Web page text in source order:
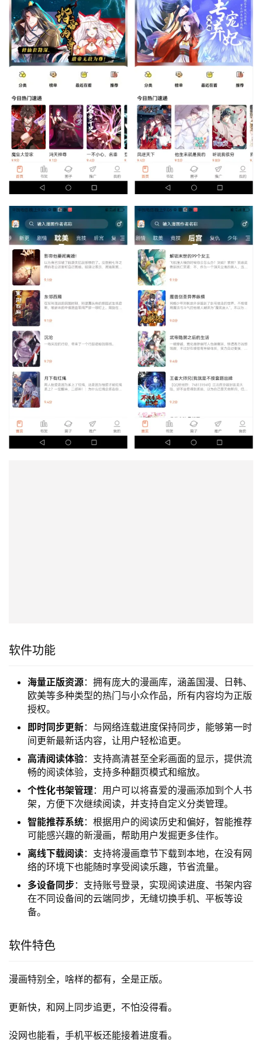
软件功能
海量正版资源：拥有庞大的漫画库，涵盖国漫、日韩、
欧美等多种类型的热门与小众作品，所有内容均为正版
授权。
即时同步更新：与网络连载进度保持同步，能够第一时
间更新最新话内容，让用户轻松追更。
高清阅读体验：支持高清甚至全彩画面的显示，提供流
畅的阅读体验，支持多种翻页模式和缩放。
个性化书架管理：用户可以将喜爱的漫画添加到个人书
架，方便下次继续阅读，并支持自定义分类管理。
智能推荐系统：根据用户的阅读历史和偏好，智能推荐
可能感兴趣的新漫画，帮助用户发掘更多佳作。
络的环境下也能随时享受阅读乐趣，节省流量。
在不同设备间的云端同步，无缝切换手机、平板等设
软件特色